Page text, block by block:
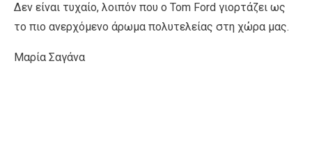
Δεν είναι τυχαίο, λοιπόν που ο Tom Ford γιορτάζει ως
το πιο ανερχόμενο άρωμα πολυτελείας στη χώρα μας.
Μαρία Σαγάνα